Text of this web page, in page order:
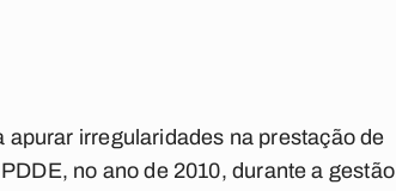
irregularidades na prestação de
no ano de 2010, durante a gestão